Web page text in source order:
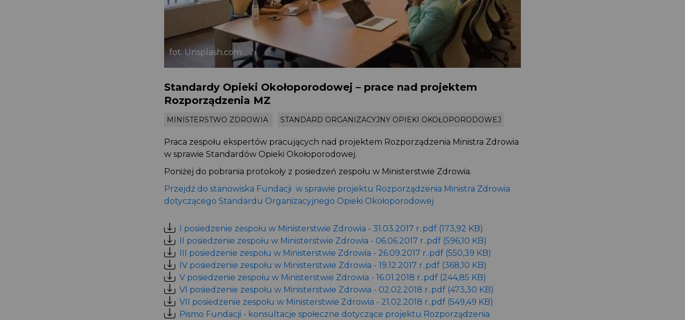
fot. Unsplash.com
Standardy Opieki Okołoporodowej – prace nad projektem
Rozporządzenia MZ
MINISTERSTWO ZDROWIA STANDARD ORGANIZACYJNY OPIEKI OKOŁOPORODOWEJ
Praca zespołu ekspertów pracujących nad projektem Rozporządzenia Ministra Zdrowia
w sprawie Standardów Opieki Okołoporodowej.
Poniżej do pobrania protokoły z posiedzeń zespołu w Ministerstwie Zdrowia.
Przejdź do stanowiska Fundacji w sprawie projektu Rozporządzenia Ministra Zdrowia
dotyczącego Standardu Organizacyjnego Opieki Okołoporodowej
I posiedzenie zespołu w Ministerstwie Zdrowia - 31.03.2017 r..pdf (173,92 KB)
II posiedzenie zespołu w Ministerstwie Zdrowia - 06.06.2017 r..pdf (596,10 KB)
III posiedzenie zespołu w Ministerstwie Zdrowia - 26.09.2017 r..pdf (550,39 KB)
IV posiedzenie zespołu w Ministerstwie Zdrowia - 19.12.2017 r..pdf (368,10 KB)
V posiedzenie zespołu w Ministerstwie Zdrowia - 16.01.2018 r..pdf (244,85 KB)
VI posiedzenie zespołu w Ministerstwie Zdrowia - 02.02.2018 r..pdf (473,30 KB)
VII posiedzenie zespołu w Ministerstwie Zdrowia - 21.02.2018 r..pdf (549,49 KB)
Pismo Fundacji - konsultacje społeczne dotyczące projektu Rozporządzenia